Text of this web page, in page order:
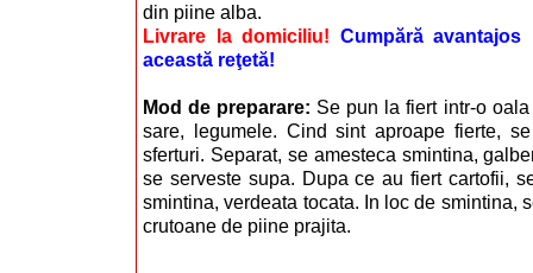
din piine alba.
Livrare la domiciliu! Cumpără avantajos
această reţetă!
Mod de preparare: Se pun la fiert intr-o
sare, legumele. Cind sint aproape fierte,
sferturi. Separat, se amesteca smintina,
se serveste supa. Dupa ce au fiert cartofii,
smintina, verdeata tocata. In loc de smintina,
crutoane de piine prajita.